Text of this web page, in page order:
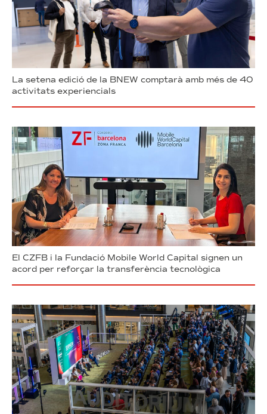
La setena edició de la BNEW comptarà amb més de 40
activitats experiencials
El CZFB i la Fundació Mobile World Capital signen un
acord per reforçar la transferència tecnològica